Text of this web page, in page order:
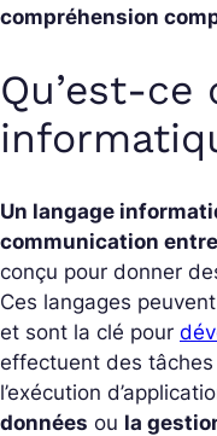
compréhension
Qu’est-ce
Un langage
communication
conçu pour donner
Ces langages
et sont la clé pour
effectuent des
l’exécution
données ou la